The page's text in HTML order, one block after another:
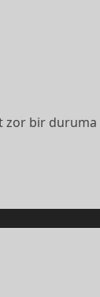
zor bir